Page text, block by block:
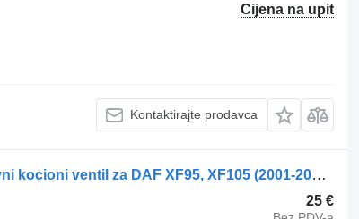
Cijena na upit
Kontaktirajte prodavca
WABCO XF95 (01.02-12.06) 4410500110 glavni kocioni ventil za DAF XF95, XF105 (2001-2014) tegljača
25 €